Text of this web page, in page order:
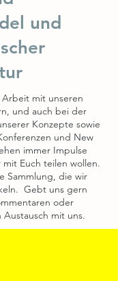
und
mit unseren
und auch bei der
Konzepte sowie
und New
immer Impulse
Euch teilen wollen.
Sammlung, die wir
Gebt uns gern
oder
mit uns.